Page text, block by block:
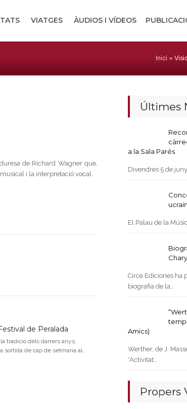
VIATGES ÀUDIOS I VÍDEOS
Inici »
de Richard Wagner que,
i la interpretació vocal.
de Peralada
tradició dels darrers anys,
sortida de cap de setmana al…
Últimes
a la Sala Parés
Divendres 5 de
El Palau de la
Circe Ediciones ha
biografia de la…
Amics)
Werther, de J.
*Activitat…
Propers